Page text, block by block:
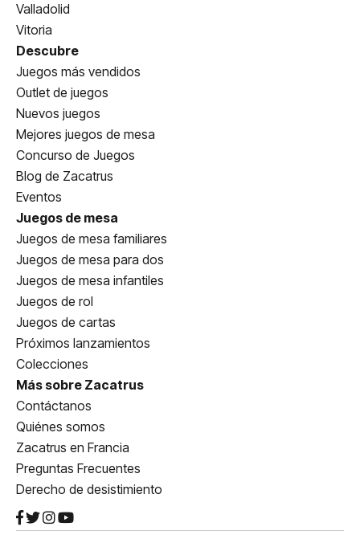
Valladolid
Vitoria
Descubre
Juegos más vendidos
Outlet de juegos
Nuevos juegos
Mejores juegos de mesa
Concurso de Juegos
Blog de Zacatrus
Eventos
Juegos de mesa
Juegos de mesa familiares
Juegos de mesa para dos
Juegos de mesa infantiles
Juegos de rol
Juegos de cartas
Próximos lanzamientos
Colecciones
Más sobre Zacatrus
Contáctanos
Quiénes somos
Zacatrus en Francia
Preguntas Frecuentes
Derecho de desistimiento